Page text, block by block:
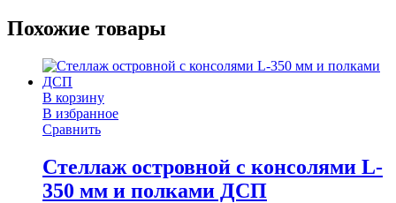
Похожие товары
В корзину
В избранное
Сравнить
Стеллаж островной с консолями L-
350 мм и полками ДСП